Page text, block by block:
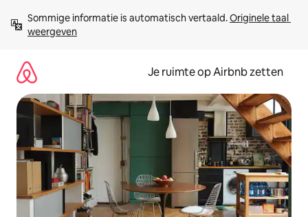
direct
naar
Sommige informatie is automatisch vertaald. Originele taal
weergeven
Je ruimte op Airbnb zetten